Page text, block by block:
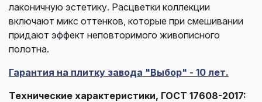
лаконичную эстетику. Расцветки коллекции
включают микс оттенков, которые при смешивании
придают эффект неповторимого живописного
полотна.
Гарантия на плитку завода "Выбор" - 10 лет.
Технические характеристики, ГОСТ 17608-2017: